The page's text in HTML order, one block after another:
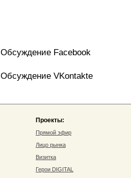
Обсуждение Facebook
Обсуждение VKontakte
Проекты:
Прямой эфир
Лицо рынка
Визитка
Герои DIGITAL